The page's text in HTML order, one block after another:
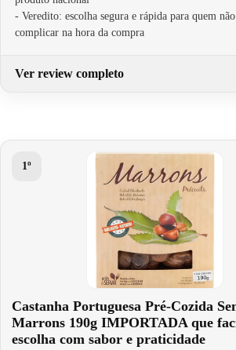
- Veredito: escolha segura e rápida para quem
complicar na hora da compra
Ver review completo
1º
Castanha Portuguesa Pré-Cozida
Marrons 190g IMPORTADA que
escolha com sabor e praticidade